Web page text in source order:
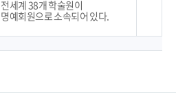
전세계 38개 학술원이
명예회원으로 소속되어 있다.